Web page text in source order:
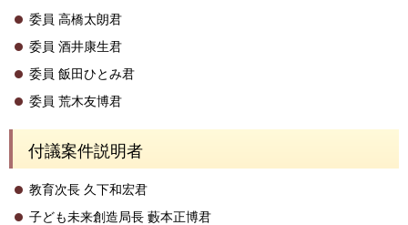
委員 高橋太朗君
委員 酒井康生君
委員 飯田ひとみ君
委員 荒木友博君
付議案件説明者
教育次長 久下和宏君
子ども未来創造局長 藪本正博君